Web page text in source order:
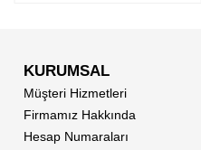
KURUMSAL
Müşteri Hizmetleri
Firmamız Hakkında
Hesap Numaraları